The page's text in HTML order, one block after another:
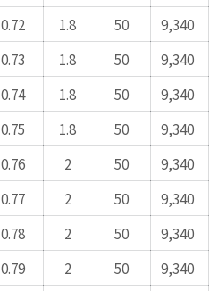
0.72 1.8 50
9,340
0.73 1.8 50
9,340
0.74 1.8 50
9,340
0.75 1.8 50
9,340
0.76 2 50
9,340
0.77 2 50
9,340
0.78 2 50
9,340
0.79 2 50
9,340